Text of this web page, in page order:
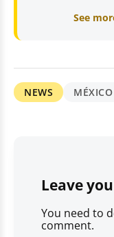
See
NEWS MÉXICO
Leave
You need to
comment.